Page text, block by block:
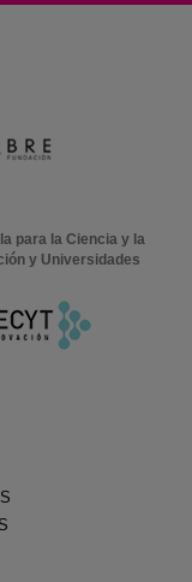
para la Ciencia y la
y Universidades